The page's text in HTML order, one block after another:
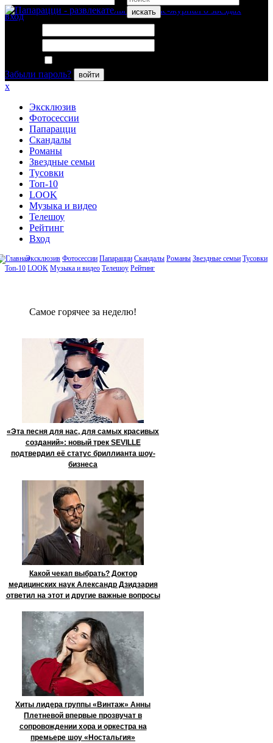
искать
вход
Забыли пароль?
войти
x
Эксклюзив
Фотосессии
Папарацци
Скандалы
Романы
Звездные семьи
Тусовки
Топ-10
LOOK
Музыка и видео
Телешоу
Рейтинг
Вход
Эксклюзив Фотосессии Папарацци Скандалы Романы Звездные семьи Тусовки
Топ-10 LOOK Музыка и видео Телешоу Рейтинг
Сaмое гoрячее за неделю!
«Эта песня для нас, для самых красивых
созданий»: новый трек SEVILLE
подтвердил её статус бриллианта шоу-
бизнеса
Какой чекап выбрать? Доктор
медицинских наук Александр Дзидзария
ответил на этот и другие важные вопросы
Хиты лидера группы «Винтаж» Анны
Плетневой впервые прозвучат в
сопровождении хора и оркестра на
премьере шоу «Ностальгия»